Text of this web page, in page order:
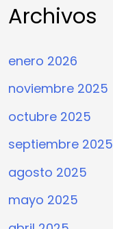
Archivos
enero 2026
noviembre 2025
octubre 2025
septiembre 2025
agosto 2025
mayo 2025